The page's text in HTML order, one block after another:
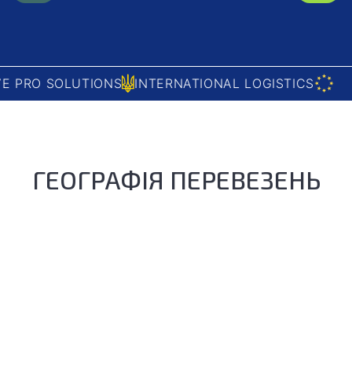
SOLUTIONS INTERNATIONAL LOGISTICS
ГЕОГРАФІЯ ПЕРЕВЕЗЕНЬ